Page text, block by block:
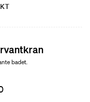
badet.